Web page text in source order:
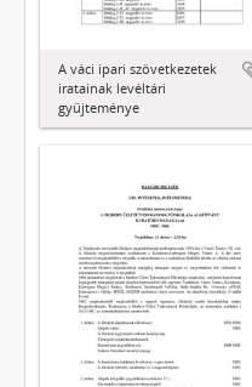
A váci ipari szövetkezetek
iratainak levéltári
gyűjteménye